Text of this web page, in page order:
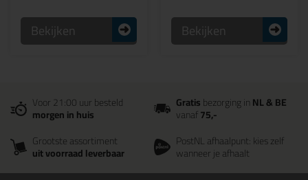
Bekijken Bekijken
Voor 21:00 uur besteld
morgen in huis
Gratisbezorging inNL & BE
vanaf75,-
Grootste assortiment
uit voorraad leverbaar
PostNL afhaalpunt: kies zelf
wanneer je afhaalt